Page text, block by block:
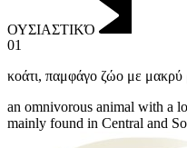
ΟΥΣΙΑΣΤΙΚΌ
01
κοάτι, παμφάγο ζώο με μακρύ
an omnivorous animal with a
mainly found in Central and